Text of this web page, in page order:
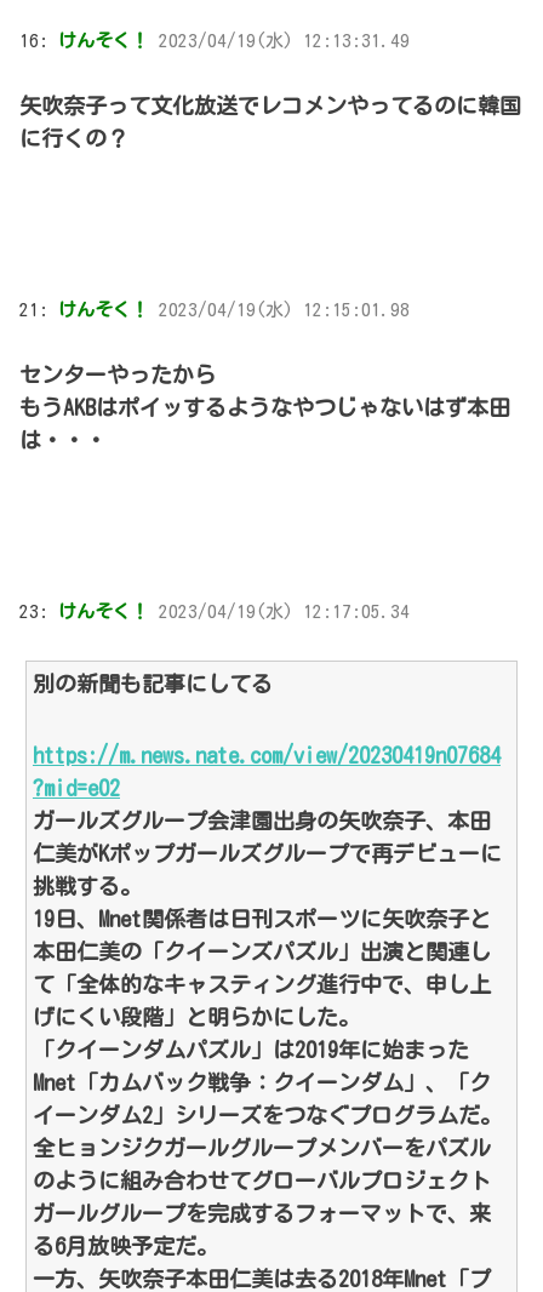
16: けんそく！ 2023/04/19(水) 12:13:31.49
矢吹奈子って文化放送でレコメンやってるのに韓国
に行くの？
21: けんそく！ 2023/04/19(水) 12:15:01.98
センターやったから
もうAKBはポイッするようなやつじゃないはず本田
は・・・
23: けんそく！ 2023/04/19(水) 12:17:05.34
別の新聞も記事にしてる
https://m.news.nate.com/view/20230419n07684
?mid=e02
ガールズグループ会津園出身の矢吹奈子、本田
仁美がKポップガールズグループで再デビューに
挑戦する。
19日、Mnet関係者は日刊スポーツに矢吹奈子と
本田仁美の「クイーンズパズル」出演と関連し
て「全体的なキャスティング進行中で、申し上
げにくい段階」と明らかにした。
「クイーンダムパズル」は2019年に始まった
Mnet「カムバック戦争：クイーンダム」、「ク
イーンダム2」シリーズをつなぐプログラムだ。
全ヒョンジクガールグループメンバーをパズル
のように組み合わせてグローバルプロジェクト
ガールグループを完成するフォーマットで、来
る6月放映予定だ。
一方、矢吹奈子本田仁美は去る2018年Mnet「プ